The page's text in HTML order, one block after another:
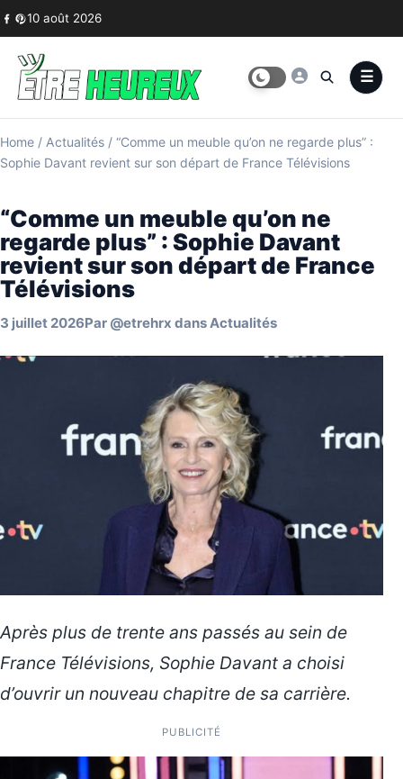
Skip to content
10 août 2026
Home / Actualités / “Comme un meuble qu’on ne regarde plus” :
Sophie Davant revient sur son départ de France Télévisions
“Comme un meuble qu’on ne
regarde plus” : Sophie Davant
revient sur son départ de France
Télévisions
3 juillet 2026Par @etrehrx dansActualités
Après plus de trente ans passés au sein de
France Télévisions, Sophie Davant a choisi
d’ouvrir un nouveau chapitre de sa carrière.
PUBLICITÉ